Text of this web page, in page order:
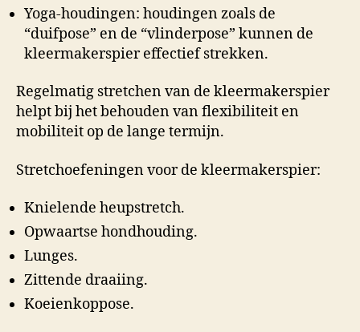
Yoga-houdingen: houdingen zoals de
“duifpose” en de “vlinderpose” kunnen de
kleermakerspier effectief strekken.
Regelmatig stretchen van de kleermakerspier
helpt bij het behouden van flexibiliteit en
mobiliteit op de lange termijn.
Stretchoefeningen voor de kleermakerspier:
Knielende heupstretch.
Opwaartse hondhouding.
Lunges.
Zittende draaiing.
Koeienkoppose.